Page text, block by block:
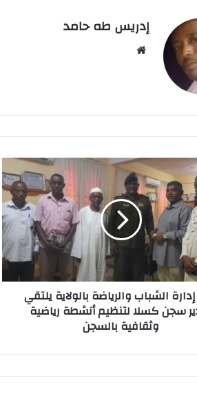
إدريس طه حامد
ا
ل
ي
ب
الشباب والرياضة بالولاية يلتقي
سجن كسلا لتنظيم أنشطة رياضية
وثقافية بالسجن